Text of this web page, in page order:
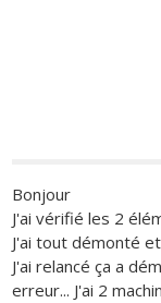
Bonjour
J'ai vérifié les 2
J'ai tout démonté
J'ai relancé ça a
erreur... J'ai 2